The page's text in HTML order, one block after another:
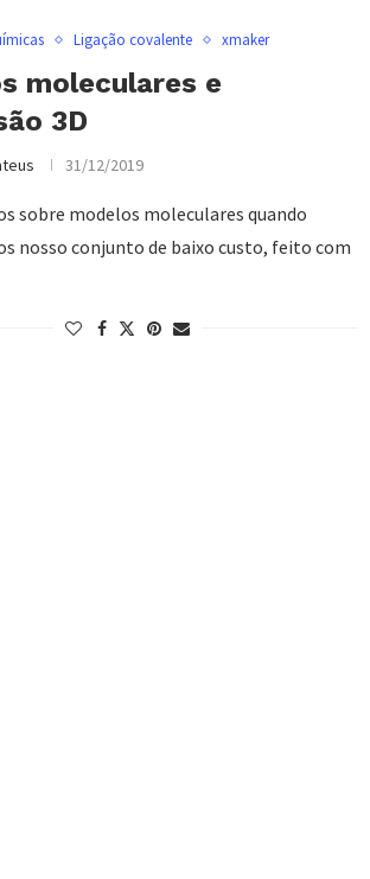
Ligação covalente xmaker
moleculares e
3D
31/12/2019
sobre modelos moleculares quando
nosso conjunto de baixo custo, feito com